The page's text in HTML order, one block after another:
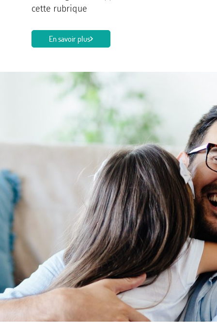
cette rubrique
En savoir plus